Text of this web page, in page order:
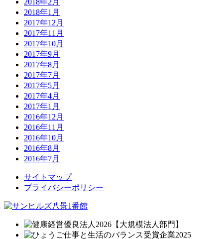
2018年1月
2017年12月
2017年11月
2017年10月
2017年9月
2017年8月
2017年7月
2017年5月
2017年4月
2017年1月
2016年12月
2016年11月
2016年10月
2016年8月
2016年7月
サイトマップ
プライバシーポリシー